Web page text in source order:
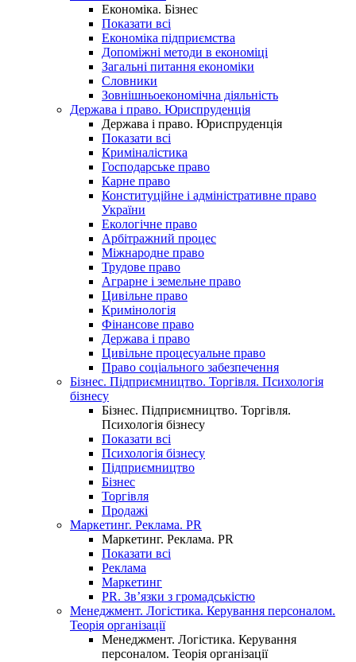
Економіка. Бізнес
Показати всі
Економіка підприємства
Допоміжні методи в економіці
Загальні питання економіки
Словники
Зовнішньоекономічна діяльність
Держава і право. Юриспруденція
Держава і право. Юриспруденція
Показати всі
Криміналістика
Господарське право
Карне право
Конституційне і адміністративне право
України
Екологічне право
Арбітражний процес
Міжнародне право
Трудове право
Аграрне і земельне право
Цивільне право
Кримінологія
Фінансове право
Держава і право
Цивільне процесуальне право
Право соціального забезпечення
Бізнес. Підприємництво. Торгівля. Психологія
бізнесу
Бізнес. Підприємництво. Торгівля.
Психологія бізнесу
Показати всі
Психологія бізнесу
Підприємництво
Бізнес
Торгівля
Продажі
Маркетинг. Реклама. PR
Маркетинг. Реклама. PR
Показати всі
Реклама
Маркетинг
PR. Зв’язки з громадськістю
Менеджмент. Логістика. Керування персоналом.
Теорія організації
Менеджмент. Логістика. Керування
персоналом. Теорія організації